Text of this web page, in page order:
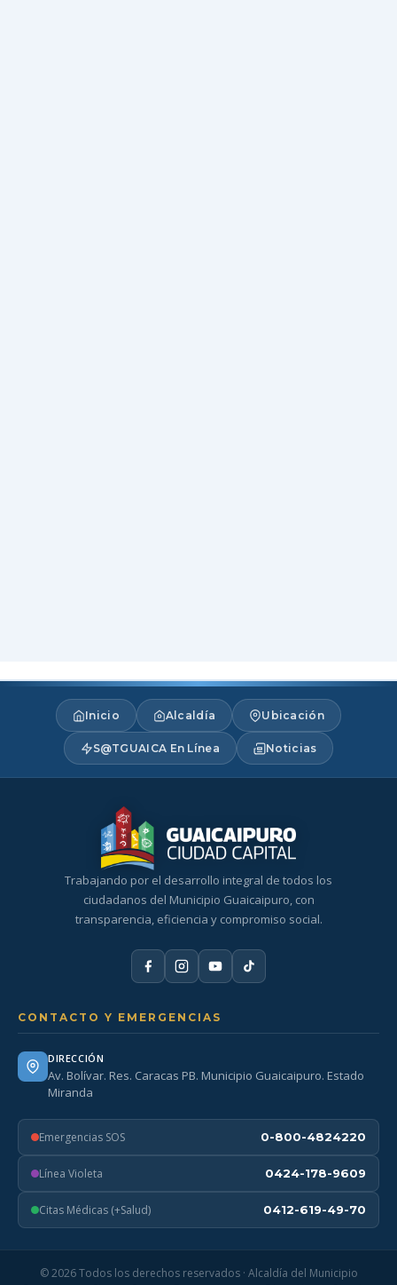
Inicio Alcaldía Ubicación
S@TGUAICA En Línea Noticias
Trabajando por el desarrollo integral de todos los
ciudadanos del Municipio Guaicaipuro, con
transparencia, eficiencia y compromiso social.
CONTACTO Y EMERGENCIAS
DIRECCIÓN
Av. Bolívar. Res. Caracas PB. Municipio Guaicaipuro. Estado
Miranda
Emergencias SOS 0-800-4824220
Línea Violeta 0424-178-9609
Citas Médicas (+Salud) 0412-619-49-70
© 2026 Todos los derechos reservados · Alcaldía del Municipio